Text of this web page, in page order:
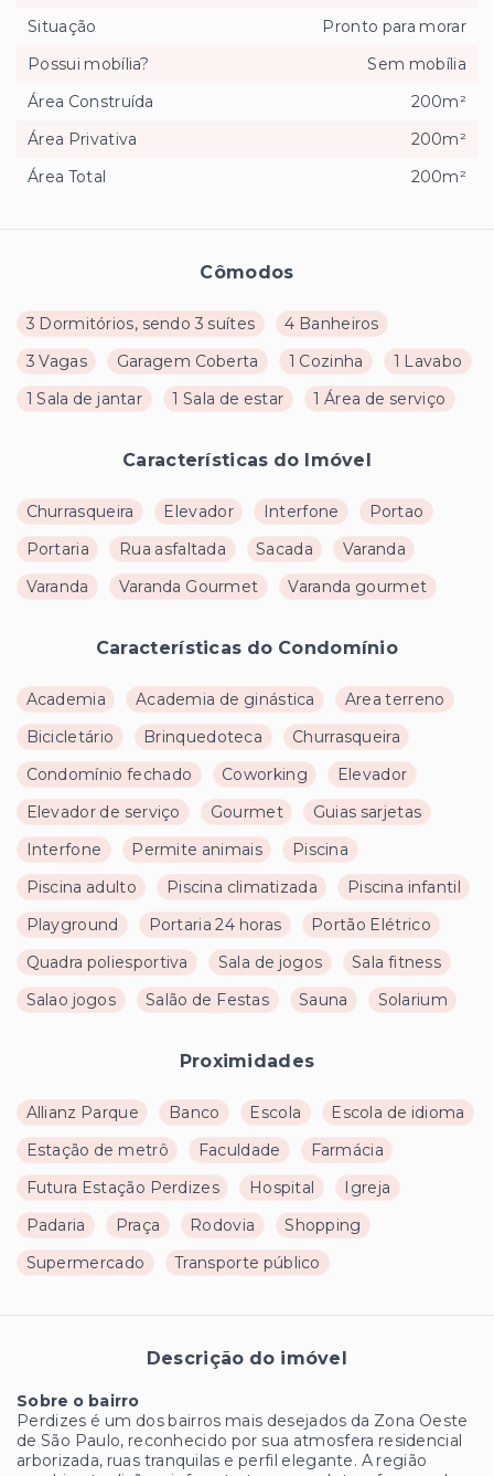
Cômodos
3 Dormitórios, sendo 3 suítes
4 Banheiros
3 Vagas
Garagem Coberta 1 Cozinha
1 Lavabo
1 Sala de jantar
1 Sala de estar 1 Área de serviço
Características do Imóvel
Churrasqueira Elevador Interfone
Portao
Portaria
Rua asfaltada Sacada
Varanda
Varanda
Varanda Gourmet Varanda gourmet
Características do Condomínio
Academia Academia de ginástica
Area terreno
Bicicletário
Brinquedoteca
Churrasqueira
Condomínio fechado
Coworking
Elevador
Elevador de serviço
Gourmet
Guias sarjetas
Interfone
Permite animais
Piscina
Piscina adulto
Piscina climatizada
Piscina infantil
Playground
Portaria 24 horas
Portão Elétrico
Quadra poliesportiva
Sala de jogos
Sala fitness
Salao jogos
Salão de Festas Sauna Solarium
Proximidades
Allianz Parque Banco Escola
Escola de idioma
Estação de metrô
Faculdade
Farmácia
Futura Estação Perdizes
Hospital
Igreja
Padaria
Praça Rodovia
Shopping
Supermercado
Transporte público
Descrição do imóvel
Sobre o bairro
Perdizes é um dos bairros mais desejados da Zona Oeste
de São Paulo, reconhecido por sua atmosfera residencial
arborizada, ruas tranquilas e perfil elegante. A região
Situação
Pronto para morar
Possui mobília?
Sem mobília
Área Construída
200m²
Área Privativa
200m²
Área Total
200m²